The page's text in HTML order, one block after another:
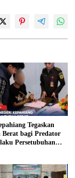
Tegaskan
Berat bagi Predator
Persetubuhan